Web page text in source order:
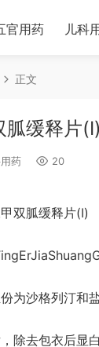
官用药 儿科
正文
胍缓释片
药 20
双胍缓释片(I)
为沙格列汀和
除去包衣后显